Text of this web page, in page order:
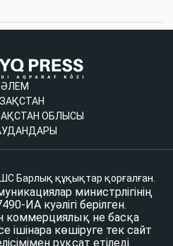
ӘЛЕМ
ОБЛЫСЫ
Барлық құқықтар қорғалған.
министрлігінің
ИА куәлігі берілген.
коммерциялық не басқа
ішінара көшіруге тек сайт
рұқсат етіледі.